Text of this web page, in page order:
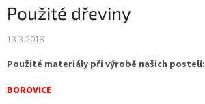
Použité dřeviny
13.3.2018
Použité materiály při výrobě našich postelí:
BOROVICE